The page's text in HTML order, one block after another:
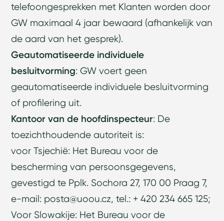
telefoongesprekken met Klanten worden door
GW maximaal 4 jaar bewaard (afhankelijk van
de aard van het gesprek).
Geautomatiseerde individuele
besluitvorming: GW voert geen
geautomatiseerde individuele besluitvorming
of profilering uit.
Kantoor van de hoofdinspecteur: De
toezichthoudende autoriteit is:
voor Tsjechië: Het Bureau voor de
bescherming van persoonsgegevens,
gevestigd te Pplk. Sochora 27, 170 00 Praag 7,
e-mail: posta@uoou.cz, tel.: + 420 234 665 125;
Voor Slowakije: Het Bureau voor de